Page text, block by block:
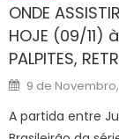
ONDE
HOJE (09/11)
PALPITES,
Posted
on
9 de
A partida entre